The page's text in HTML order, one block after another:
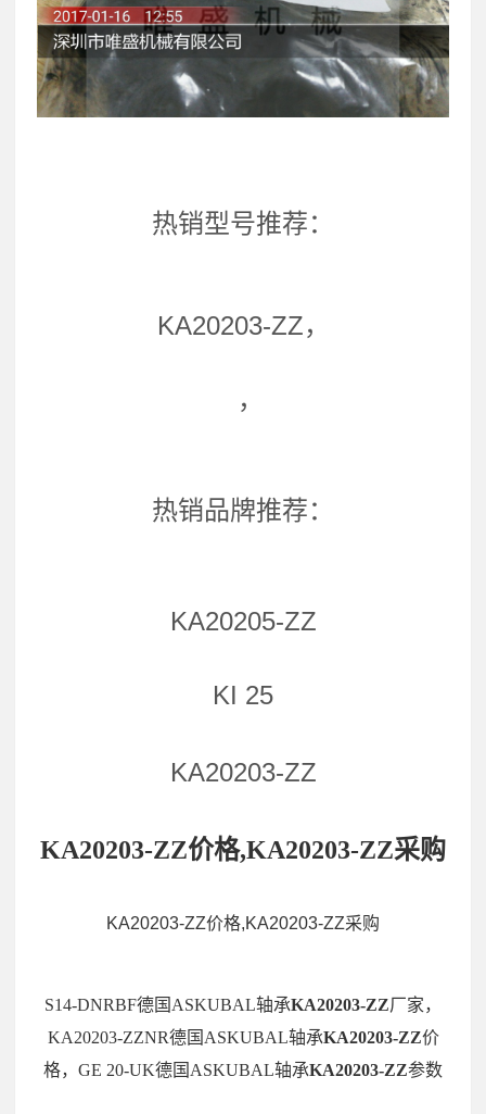
热销型号推荐：
KA20203-ZZ，
，
热销品牌推荐：
KA20205-ZZ
KI 25
KA20203-ZZ
KA20203-ZZ价格,KA20203-ZZ采购
KA20203-ZZ价格,KA20203-ZZ采购
S14-DNRBF德国ASKUBAL轴承KA20203-ZZ厂家，
KA20203-ZZNR德国ASKUBAL轴承KA20203-ZZ价
格，GE 20-UK德国ASKUBAL轴承KA20203-ZZ参数